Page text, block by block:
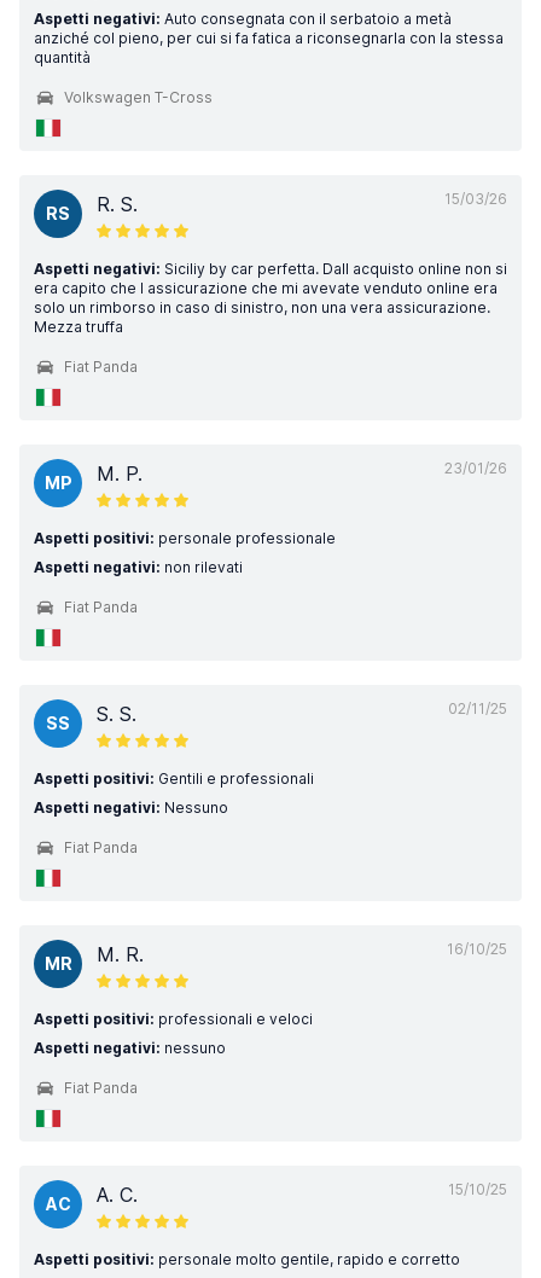
Aspetti negativi: Auto consegnata con il serbatoio a metà
anziché col pieno, per cui si fa fatica a riconsegnarla con la stessa
quantità
Volkswagen T-Cross
15/03/26
RS R. S.
Aspetti negativi: Siciliy by car perfetta. Dall acquisto online non si
era capito che l assicurazione che mi avevate venduto online era
solo un rimborso in caso di sinistro, non una vera assicurazione.
Mezza truffa
Fiat Panda
23/01/26
MP M. P.
Aspetti positivi: personale professionale
Aspetti negativi: non rilevati
Fiat Panda
02/11/25
SS S. S.
Aspetti positivi: Gentili e professionali
Aspetti negativi: Nessuno
Fiat Panda
16/10/25
MR M. R.
Aspetti positivi: professionali e veloci
Aspetti negativi: nessuno
Fiat Panda
15/10/25
AC A. C.
Aspetti positivi: personale molto gentile, rapido e corretto